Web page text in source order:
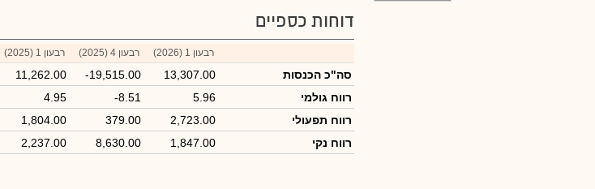
דוחות כספיים
רבעון 1 (2026) רבעון 4 (2025) רבעון 1 (2025)
סה"כ הכנסות 13,307.00
-19,515.00
11,262.00
רווח גולמי
5.96
-8.51
4.95
רווח תפעולי
2,723.00
379.00
1,804.00
רווח נקי
1,847.00
8,630.00
2,237.00